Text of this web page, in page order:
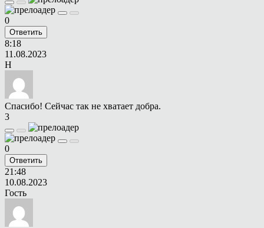
0
Ответить
8:18
11.08.2023
Н
Спасибо! Сейчас так не хватает добра.
3
0
Ответить
21:48
10.08.2023
Гость